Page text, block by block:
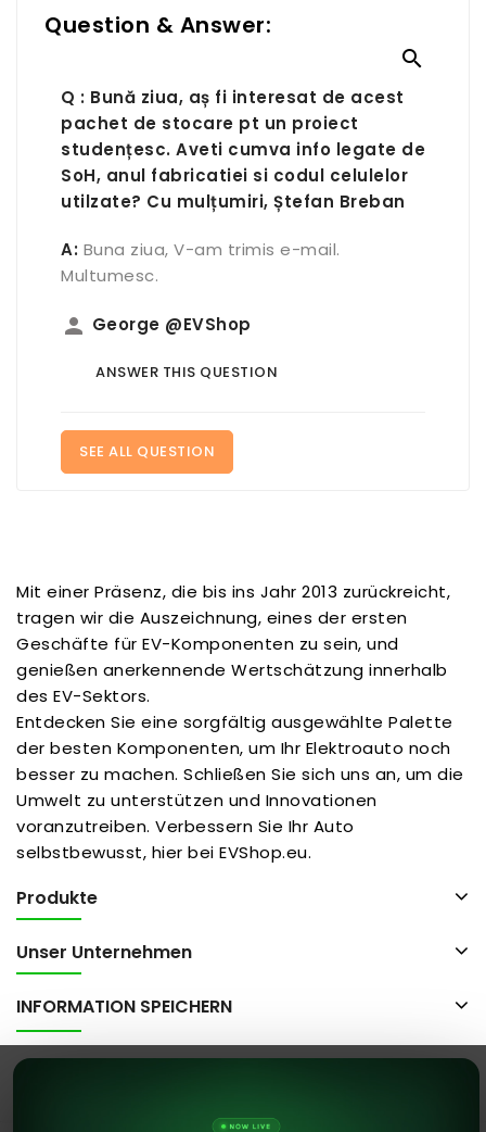
Question & Answer:

Q : Bună ziua, aș fi interesat de acest
pachet de stocare pt un proiect
studențesc. Aveti cumva info legate de
SoH, anul fabricatiei si codul celulelor
utilzate? Cu mulțumiri, Ștefan Breban
A: Buna ziua, V-am trimis e-mail.
Multumesc.
person George @EVShop
ANSWER THIS QUESTION
SEE ALL QUESTION
Mit einer Präsenz, die bis ins Jahr 2013 zurückreicht,
tragen wir die Auszeichnung, eines der ersten
Geschäfte für EV-Komponenten zu sein, und
genießen anerkennende Wertschätzung innerhalb
des EV-Sektors.
Entdecken Sie eine sorgfältig ausgewählte Palette
der besten Komponenten, um Ihr Elektroauto noch
besser zu machen. Schließen Sie sich uns an, um die
Umwelt zu unterstützen und Innovationen
voranzutreiben. Verbessern Sie Ihr Auto
selbstbewusst, hier bei EVShop.eu.
Produkte
Unser Unternehmen
INFORMATION SPEICHERN